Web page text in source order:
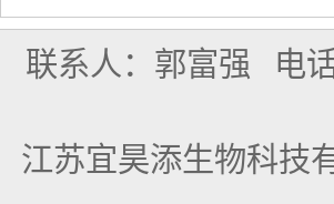
联系人：郭富强 电
江苏宜昊添生物科技